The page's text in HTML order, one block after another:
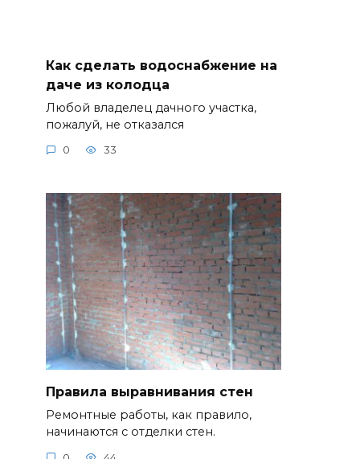
Как сделать водоснабжение на
даче из колодца
Любой владелец дачного участка,
пожалуй, не отказался
0 33
Правила выравнивания стен
Ремонтные работы, как правило,
начинаются с отделки стен.